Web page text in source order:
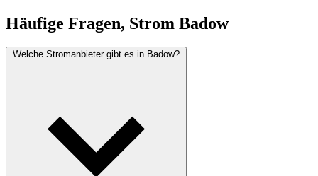
Häufige Fragen, Strom Badow
Welche Stromanbieter gibt es in Badow?